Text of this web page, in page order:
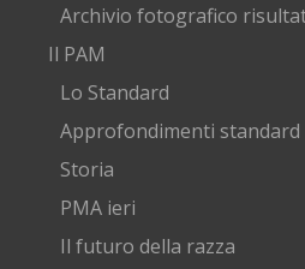
Archivio fotografico
Il PAM
Lo Standard
Approfondimenti standard
Storia
PMA ieri
Il futuro della razza